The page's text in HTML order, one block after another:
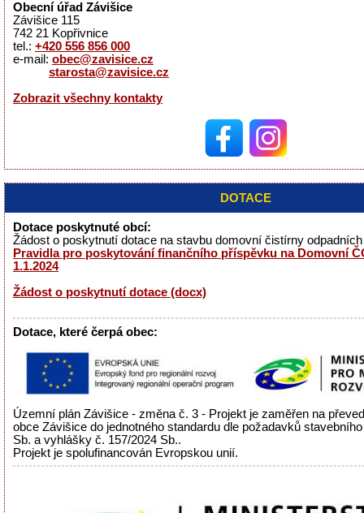
Obecní úřad Závišice
Závišice 115
742 21 Kopřivnice
tel.: +420 556 856 000
e-mail: obec@zavisice.cz
starosta@zavisice.cz
Zobrazit všechny kontakty
DOTACE
Dotace poskytnuté obcí:
Žádost o poskytnutí dotace na stavbu domovní čistírny
Pravidla pro poskytování finančního příspěvku na Domovní
1.1.2024
Žádost o poskytnutí dotace (docx)
Dotace, které čerpá obec:
Územní plán Závišice - změna č. 3 - Projekt je zaměřen na
obce Závišice do jednotného standardu dle požadavků
Sb. a vyhlášky č. 157/2024 Sb..
Projekt je spolufinancován Evropskou unií.